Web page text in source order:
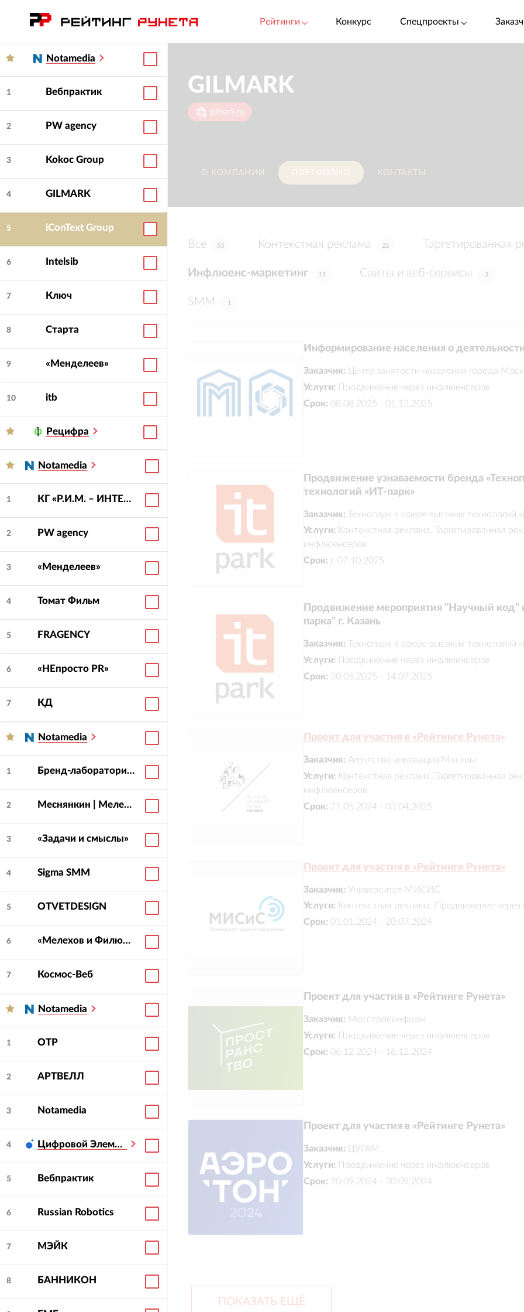
Рейтинги Конкурс Спецпроекты
Notamedia
1 Вебпрактик
2 PW agency
3 Kokoc Group
4 GILMARK
5 iConText Group
6 Intelsib
7 Ключ
8 Старта
9 «Менделеев»
10 itb
Рецифра
Notamedia
1 КГ «Р.И.М. – ИНТЕРИУМ»
2 PW agency
3 «Менделеев»
4 Томат Фильм
5 FRAGENCY
6 «НЕпросто PR»
7 КД
Notamedia
1 Бренд-лаборатория AdWorm
2 Меснянкин | Меленчук
3 «Задачи и смыслы»
4 Sigma SMM
5 OTVETDESIGN
6 «Мелехов и Филюрин»
7 Космос-Веб
Notamedia
1 ОТР
2 АРТВЕЛЛ
3 Notamedia
4 Цифровой Элемент
5 Вебпрактик
6 Russian Robotics
7 МЭЙК
8 БАННИКОН
GILMARK
gilmark.ru
О КОМПАНИИ ПОРТФОЛИО КОНТАКТЫ
Все 53 Контекстная реклама 22 Таргетированная
Инфлюенс-маркетинг 11 Сайты и веб-сервисы 3
SMM 1
Информирование населения о
Заказчик:
Центр занятости населения города
Услуги:
Продвижение через инфлюенсеров
Срок: 08.08.2025 - 01.12.2025
Продвижение узнаваемости бренда
технологий «ИТ-парк»
Заказчик: Технопарк в сфере высоких технологий
Услуги: Контекстная реклама, Таргетированная
инфлюенсеров
Срок: с 07.10.2025
Продвижение мероприятия "Научный код"
парка" г. Казань
Заказчик:
Технопарк в сфере высоких технологий
Услуги:
Продвижение через инфлюенсеров
Срок: 30.05.2025 - 14.07.2025
Проект для участия в «Рейтинге Рунета»
Заказчик: Агентство инноваций Москвы
Услуги: Контекстная реклама, Таргетированная
инфлюенсеров
Срок: 21.05.2024 - 03.04.2025
Проект для участия в «Рейтинге Рунета»
Заказчик: Университет МИСИС
Услуги: Контекстная реклама, Продвижение
Срок: 01.01.2024 - 20.07.2024
Проект для участия в «Рейтинге Рунета»
Заказчик: Мосстройинформ
Услуги:
Продвижение через инфлюенсеров
Срок: 06.12.2024 - 16.12.2024
Проект для участия в «Рейтинге Рунета»
Заказчик: ЦУГАМ
Услуги:
Продвижение через инфлюенсеров
Срок: 20.09.2024 - 30.09.2024
ПОКАЗАТЬ ЕЩЁ